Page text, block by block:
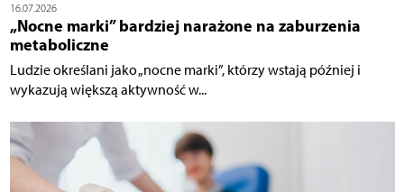
16.07.2026
„Nocne marki” bardziej narażone na zaburzenia
metaboliczne
Ludzie określani jako „nocne marki”, którzy wstają później i
wykazują większą aktywność w...